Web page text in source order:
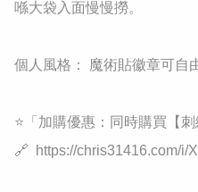
喺大袋入面慢慢撈。
個人風格： 魔術貼徽章可自
⭐​「加購優惠：同時購買【
🔗  https://chris31416.com/i/